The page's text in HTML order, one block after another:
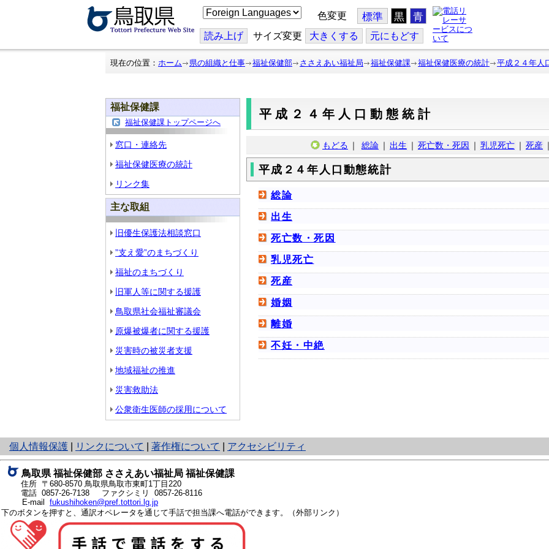
こ
の
ジ
を
翻
色変更 標準 黒 青
読み上げ サイズ変更 大きくする 元にもどす
現在の位置： ホーム 県の組織と仕事 福祉保健部 ささえあい福祉局 福祉保健課 福祉保健医療の統計 平成２４年人
福祉保健課
福祉保健課トップページへ
窓口・連絡先
福祉保健医療の統計
リンク集
主な取組
旧優生保護法相談窓口
”支え愛”のまちづくり
福祉のまちづくり
旧軍人等に関する援護
鳥取県社会福祉審議会
原爆被爆者に関する援護
災害時の被災者支援
地域福祉の推進
災害救助法
公衆衛生医師の採用について
平成２４年人口動態統計
もどる ｜ 総論 ｜ 出生 ｜ 死亡数・死因 ｜ 乳児死亡 ｜ 死産 ｜
平成２４年人口動態統計
総論
出生
死亡数・死因
乳児死亡
死産
婚姻
離婚
不妊・中絶
個人情報保護
と
り
ネ
ッ
ト
へ
の
リンクについて 著作権について アクセシビリティ
鳥取県 福祉保健部 ささえあい福祉局 福祉保健課
住所 〒680-8570 鳥取県鳥取市東町1丁目220
電話 0857-26-7138
ファクシミリ 0857-26-8116
E-mail fukushihoken@pref.tottori.lg.jp
下のボタンを押すと、通訳オペレータを通じて手話で担当課へ電話ができます。（外部リンク）